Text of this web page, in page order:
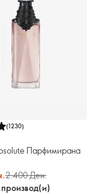
(1230)
Парфимирана
2.400 Ден.